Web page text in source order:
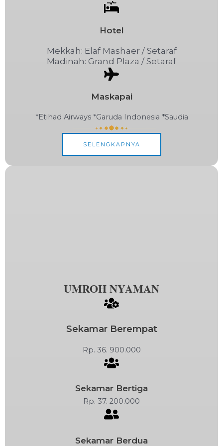
Hotel
Mekkah: Elaf Mashaer / Setaraf
Madinah: Grand Plaza / Setaraf
Maskapai
*Etihad Airways *Garuda Indonesia *Saudia
SELENGKAPNYA
UMROH NYAMAN
Sekamar Berempat
Rp. 36. 900.000
Sekamar Bertiga
Rp. 37. 200.000
Sekamar Berdua